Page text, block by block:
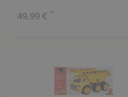
49,99 € *